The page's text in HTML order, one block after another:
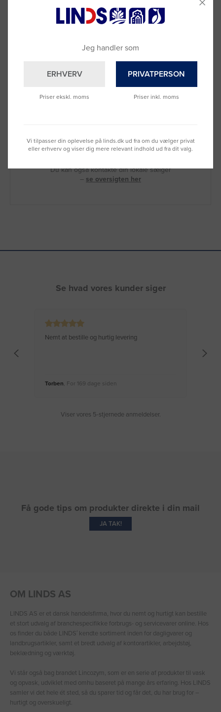
Ring til os på9992 0233
Vi sidder klar til at hjælpe dig.
Du kan også kontakte din lokale sælger
– se oversigten her
Se hvad vores kunder siger
Nemt at bestille og hurtig levering
Torben , For 169 dage siden
Viser vores 5-stjernede anmeldelser.
Få gode tips om produkter direkte i din mail
JA TAK!
OM LINDS AS
LINDS AS er et dansk handelsfirma, hvor du nemt og hurtigt kan bestille
et stort udvalg af branchespecifikke forbrugs- og servicevarer online. Hos
os finder du både LINDS′ kendte sortiment inden for dagligvarer og
landbrugsartikler, samt et bredt udvalg af kontorartikler, arbejdstøj,
beklædning og værktøj.
Vi står også bag brandet Lincozym, som er en serie af produkter til vask
og opvask, udviklet med omhu baseret på mange års erfaring. Hos LINDS
samler vi det hele ét sted, så du sparer tid og får det, du har brug for –
hurtigt og overskueligt.
Jeg handler som
ERHVERV
Priser ekskl. moms
PRIVATPERSON
Priser inkl. moms
Vi tilpasser din oplevelse på linds.dk ud fra om du vælger privat
eller erhverv og viser dig mere relevant indhold ud fra dit valg.